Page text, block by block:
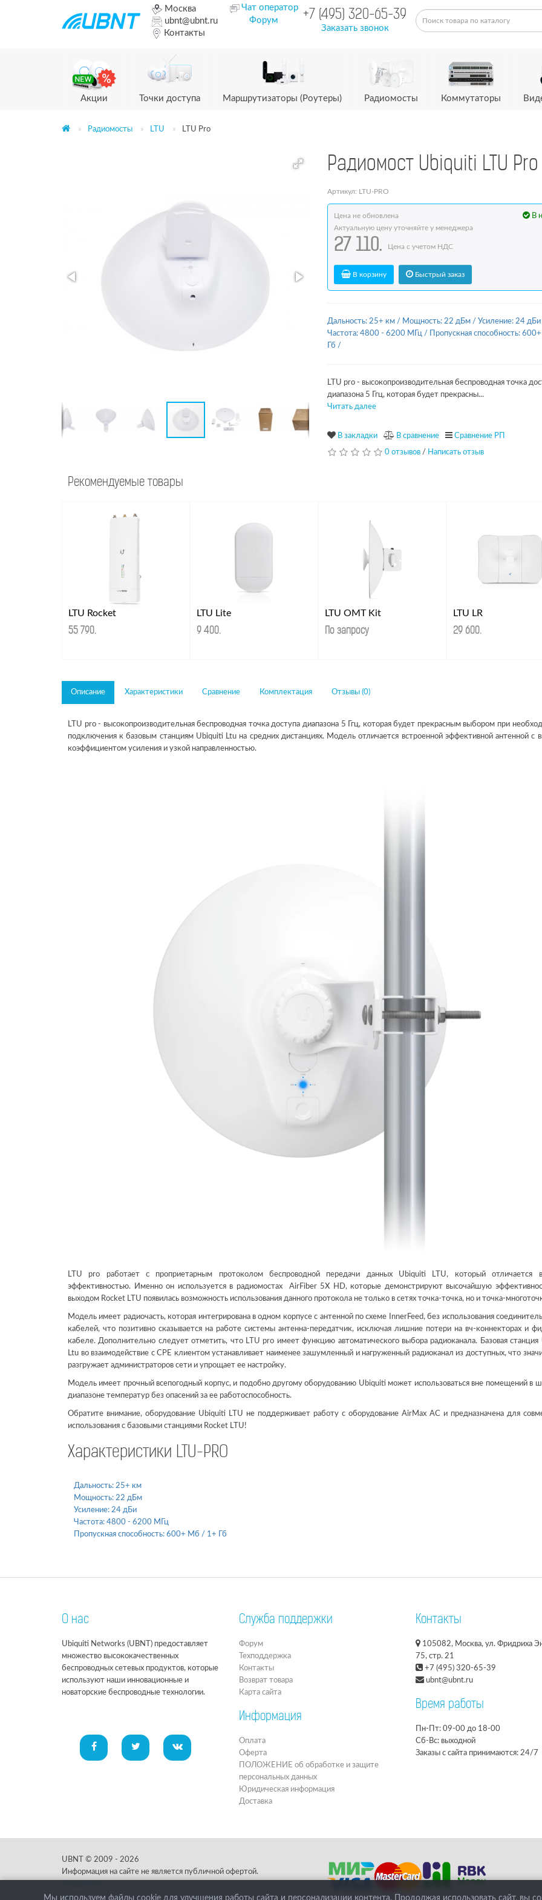
Москва
ubnt@ubnt.ru
Контакты
Чат оператор
Форум
+7 (495) 320-65-39
Заказать звонок
Акции Точки доступа Маршрутизаторы (Роутеры) Радиомосты Коммутаторы
Радиомосты LTU LTU Pro
Радиомост Ubiquiti LTU Pro
Артикул: LTU-PRO
В
Цена не обновлена
Актуальную цену уточняйте у менеджера
27 110. Цена с учетом НДС
В корзину Быстрый заказ
Дальность: 25+ км/ Мощность: 22 дБм/ Усиление: 24 дБи
Частота: 4800 - 6200 МГц/
Пропускная способность:
Гб /
LTU pro - высокопроизводительная беспроводная точка
диапазона 5 Ггц, которая будет прекрасны...
Читать далее
В закладки В сравнение Сравнение РП
0 отзывов/ Написать отзыв
Рекомендуемые товары
LTU Rocket
55 790.
LTU Lite
9 400.
LTU OMT Kit
По запросу
LTU LR
29 600.
Описание Характеристики Сравнение Комплектация Отзывы (0)
LTU pro - высокопроизводительная беспроводная точка доступа диапазона 5 Ггц, которая будет прекрасным выбором при
подключения к базовым станциям Ubiquiti Ltu на средних дистанциях. Модель отличается встроенной эффективной антенной с
коэффициентом усиления и узкой направленностью.
LTU pro работает с проприетарным протоколом беспроводной передачи данных Ubiquiti LTU, который отличается
эффективностью. Именно он используется в радиомостах AirFiber 5X HD, которые демонстрируют высочайшую
выходом Rocket LTU появилась возможность использования данного протокола не только в сетях точка-точка, но и точка-
Модель имеет радиочасть, которая интегрирована в одном корпусе с антенной по схеме InnerFeed, без использования
кабелей, что позитивно сказывается на работе системы антенна-передатчик, исключая лишние потери на вч-коннекторах и
кабеле. Дополнительно следует отметить, что LTU pro имеет функцию автоматического выбора радиоканала. Базовая станция
Ltu во взаимодействие с CPE клиентом устанавливает наименее зашумленный и нагруженный радиоканал из доступных, что
разгружает администраторов сети и упрощает ее настройку.
Модель имеет прочный всепогодный корпус, и подобно другому оборудованию Ubiquiti может использоваться вне помещений в
диапазоне температур без опасений за ее работоспособность.
Обратите внимание, оборудование Ubiquiti LTU не поддерживает работу с оборудование AirMax AC и предназначена для
использования с базовыми станциями Rocket LTU!
Характеристики LTU-PRO
Дальность: 25+ км
Мощность: 22 дБм
Усиление: 24 дБи
Частота: 4800 - 6200 МГц
Пропускная способность: 600+ Мб / 1+ Гб
О нас
Ubiquiti Networks (UBNT) предоставляет
множество высококачественных
беспроводных сетевых продуктов, которые
используют наши инновационные и
новаторские беспроводные технологии.
Служба поддержки
Форум
Техподдержка
Контакты
Возврат товара
Карта сайта
Информация
Оплата
Оферта
ПОЛОЖЕНИЕ об обработке и защите
персональных данных
Юридическая информация
Доставка
Контакты
105082, Москва, ул. Фридриха
75, стр. 21
+7 (495) 320-65-39
ubnt@ubnt.ru
Время работы
Пн-Пт: 09-00 до 18-00
Сб-Вс: выходной
Заказы с сайта принимаются: 24/7
UBNT © 2009 - 2026
Информация на сайте не является публичной офертой.
Мы используем файлы cookie для улучшения работы сайта и персонализации контента. Продолжая использовать сайт, вы